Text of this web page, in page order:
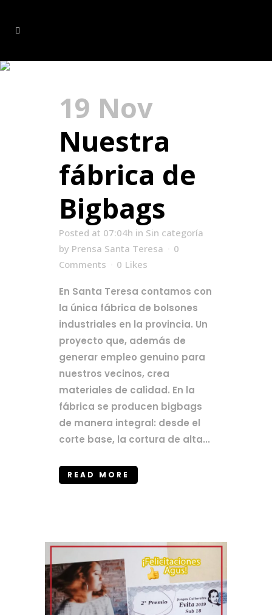
19 Nov
Nuestra
fábrica de
Bigbags
Posted at 07:04h in Sin categoría
by Prensa Santa Teresa
0
Comments
0 Likes
En Santa Teresa contamos con
la única fábrica de bolsones
industriales en la provincia. Un
proyecto que, además de
generar empleo genuino para
nuestros vecinos, crea
materiales de calidad. En la
fábrica se producen bigbags
de manera integral: desde el
corte base, la cortura de alta...
READ MORE